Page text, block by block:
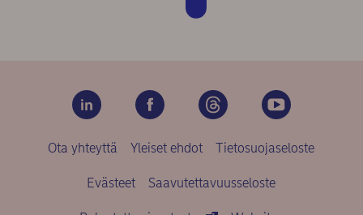
Ota yhteyttä Yleiset ehdot Tietosuojaseloste
Evästeet Saavutettavuusseloste